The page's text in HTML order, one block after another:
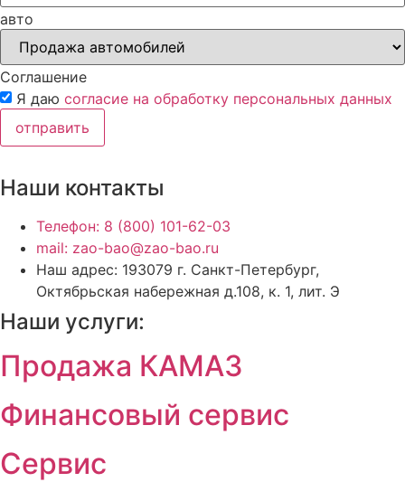
авто
Соглашение
Я даю согласие на обработку персональных данных
отправить
Наши контакты
Телефон: 8 (800) 101-62-03
mail: zao-bao@zao-bao.ru
Наш адрес: 193079 г. Санкт-Петербург,
Октябрьская набережная д.108, к. 1, лит. Э
Наши услуги:
Продажа КАМАЗ
Финансовый сервис
Сервис